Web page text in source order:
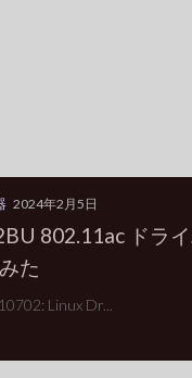
2024年2月5日
802.11ac ドラ
た
Linux Dr...